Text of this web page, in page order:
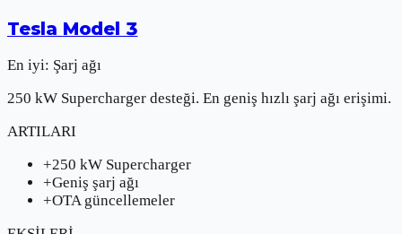
Tesla Model 3
En iyi: Şarj ağı
250 kW Supercharger desteği. En geniş hızlı şarj ağı erişimi.
ARTILARI
+250 kW Supercharger
+Geniş şarj ağı
+OTA güncellemeler